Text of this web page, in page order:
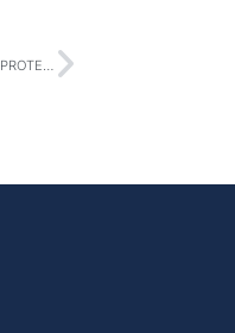
R1 S.P.A. E IPFABRIC: VISIBILITÀ TOTALE E AUTOMAZIONE PER UNA RETE DI SICUREZZA PROTETTIVA